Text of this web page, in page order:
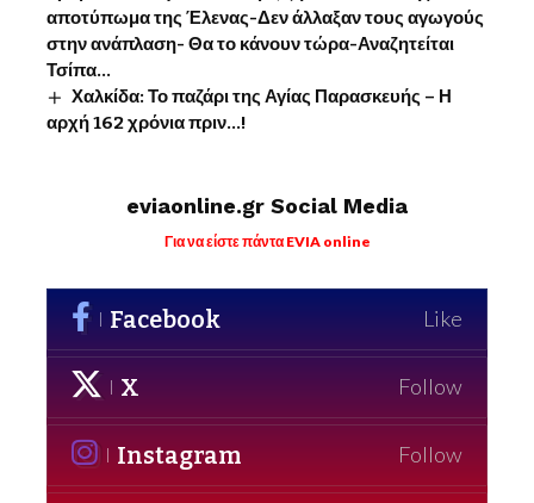
αποτύπωμα της Έλενας-Δεν άλλαξαν τους αγωγούς
στην ανάπλαση- Θα το κάνουν τώρα-Αναζητείται
Τσίπα…
Χαλκίδα: Το παζάρι της Αγίας Παρασκευής – Η
αρχή 162 χρόνια πριν…!
eviaonline.gr Social Media
Για να είστε πάντα EVIA online
Facebook Like
X Follow
Instagram Follow